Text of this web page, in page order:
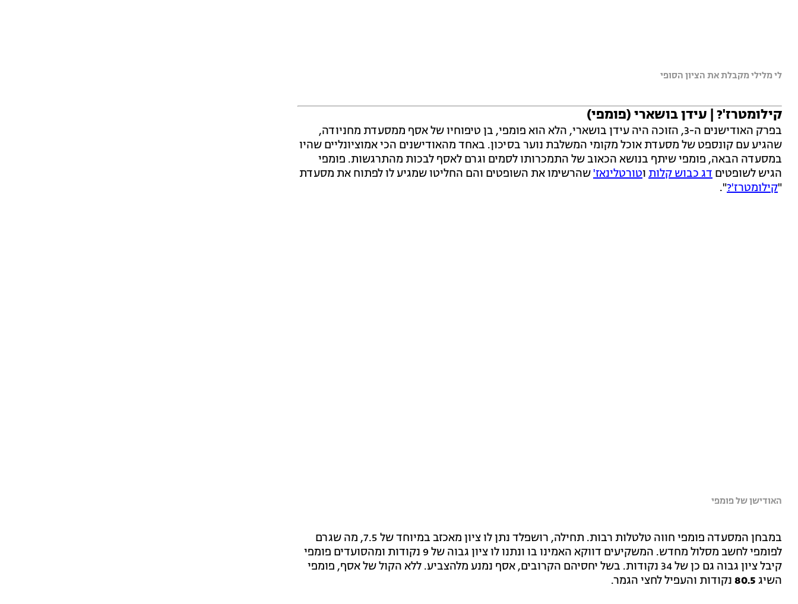
לי מלילי מקבלת את הציון הסופי
קילומטרז'? | עידן בושארי (פומפי)
בפרק האודישנים ה-3, הזוכה היה עידן בושארי, הלא הוא פומפי, בן טיפוחיו של אסף ממסעדת מחניודה,
שהגיע עם קונספט של מסעדת אוכל מקומי המשלבת נוער בסיכון. באחד מהאודישנים הכי אמוציונליים שהיו
במסעדה הבאה, פומפי שיתף בנושא הכאוב של התמכרותו לסמים וגרם לאסף לבכות מהתרגשות. פומפי
הגיש לשופטים דג כבוש קלות וטורטלינאז'שהרשימו את השופטים והם החליטו שמגיע לו לפתוח את מסעדת
"קילומטרז'?".
האודישן של פומפי
במבחן המסעדה פומפי חווה טלטלות רבות. תחילה, רושפלד נתן לו ציון מאכזב במיוחד של 7.5, מה שגרם
לפומפי לחשב מסלול מחדש. המשקיעים דווקא האמינו בו ונתנו לו ציון גבוה של 9 נקודות ומהסועדים פומפי
קיבל ציון גבוה גם כן של 34 נקודות. בשל יחסיהם הקרובים, אסף נמנע מלהצביע. ללא הקול של אסף, פומפי
השיג 80.5 נקודות והעפיל לחצי הגמר.